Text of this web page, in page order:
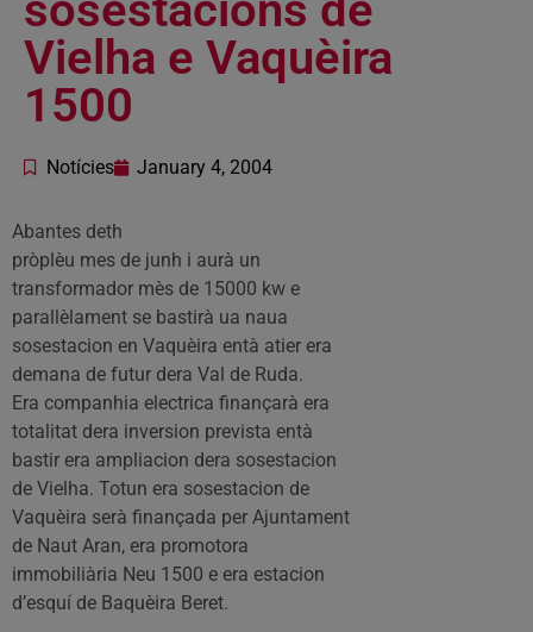
Vielha e Vaquèira
1500
Notícies January 4, 2004
Abantes deth
pròplèu mes de junh i aurà un
transformador mès de 15000 kw e
parallèlament se bastirà ua naua
sosestacion en Vaquèira entà atier era
demana de futur dera Val de Ruda.
Era companhia electrica finançarà era
totalitat dera inversion prevista entà
bastir era ampliacion dera sosestacion
de Vielha. Totun era sosestacion de
Vaquèira serà finançada per Ajuntament
de Naut Aran, era promotora
immobiliària Neu 1500 e era estacion
d’esquí de Baquèira Beret.